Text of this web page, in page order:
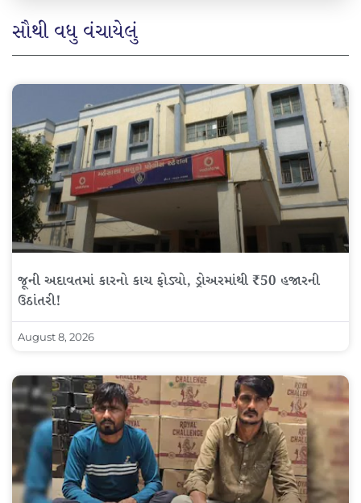
સૌથી વધુ વંચાયેલું
જૂની અદાવતમાં કારનો કાચ ફોડ્યો, ડ્રોઅરમાંથી ₹50 હજારની
ઉઠાંતરી!
August 8, 2026